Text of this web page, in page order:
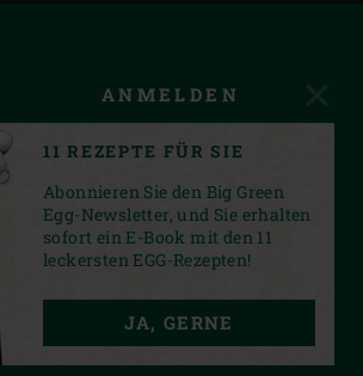
PRIVACY STATEMENT
ANMELDEN
11 REZEPTE FÜR SIE
Abonnieren Sie den Big Green
Egg-Newsletter, und Sie erhalten
sofort ein E-Book mit den 11
leckersten EGG-Rezepten!
JA, GERNE